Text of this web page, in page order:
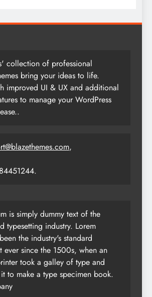
collection of professional
bring your ideas to life.
improved UI & UX and additional
to manage your WordPress
,
is simply dummy text of the
typesetting industry. Lorem
the industry's standard
ever since the 1500s, when an
took a galley of type and
to make a type specimen book.